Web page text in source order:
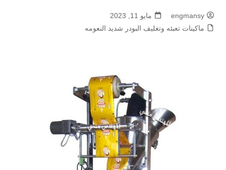
engmansy
مايو 11, 2023
ماكينات تعبئه وتغليف البودر شديد النعومه